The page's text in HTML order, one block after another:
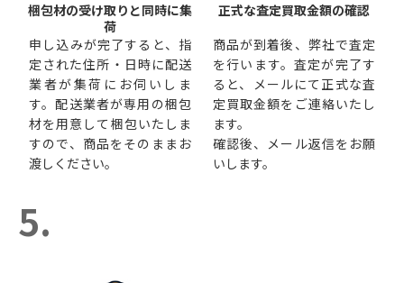
梱包材の受け取りと同時に集
荷
申し込みが完了すると、指
定された住所・日時に配送
業者が集荷にお伺いしま
す。配送業者が専用の梱包
材を用意して梱包いたしま
すので、商品をそのままお
渡しください。
正式な査定買取金額の確認
商品が到着後、弊社で査定
を行います。査定が完了す
ると、メールにて正式な査
定買取金額をご連絡いたし
ます。
確認後、メール返信をお願
いします。
5.